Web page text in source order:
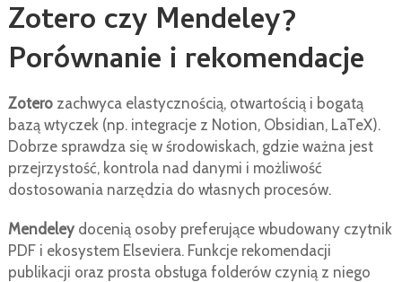
Zotero czy Mendeley?
Porównanie i rekomendacje
Zoterozachwyca elastycznością, otwartością i bogatą
bazą wtyczek (np. integracje z Notion, Obsidian, LaTeX).
Dobrze sprawdza się w środowiskach, gdzie ważna jest
przejrzystość, kontrola nad danymi i możliwość
dostosowania narzędzia do własnych procesów.
Mendeleydocenią osoby preferujące wbudowany czytnik
PDF i ekosystem Elseviera. Funkcje rekomendacji
publikacji oraz prosta obsługa folderów czynią z niego